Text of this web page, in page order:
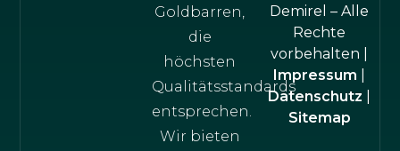
Goldbarren,
die
höchsten
Qualitätsstandards
entsprechen.
Wir bieten
Demirel – Alle
Rechte
vorbehalten |
Impressum
Datenschutz
Sitemap